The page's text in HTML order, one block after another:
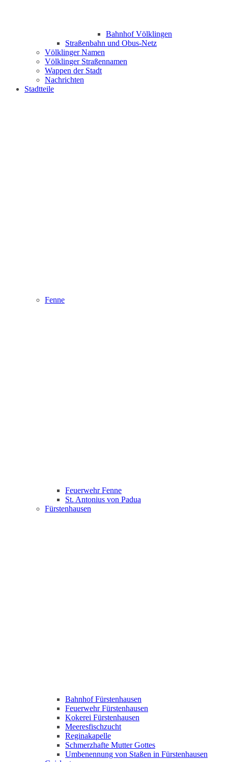
Bahnhof Völklingen
Straßenbahn und Obus-Netz
Völklinger Namen
Völklinger Straßennamen
Wappen der Stadt
Nachrichten
Stadtteile
Fenne
Feuerwehr Fenne
St. Antonius von Padua
Fürstenhausen
Bahnhof Fürstenhausen
Feuerwehr Fürstenhausen
Kokerei Fürstenhausen
Meeresfischzucht
Reginakapelle
Schmerzhafte Mutter Gottes
Umbenennung von Staßen in Fürstenhausen